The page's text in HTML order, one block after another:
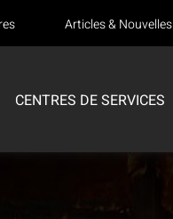
Articles & Nouvelles
CENTRES DE SERVICES